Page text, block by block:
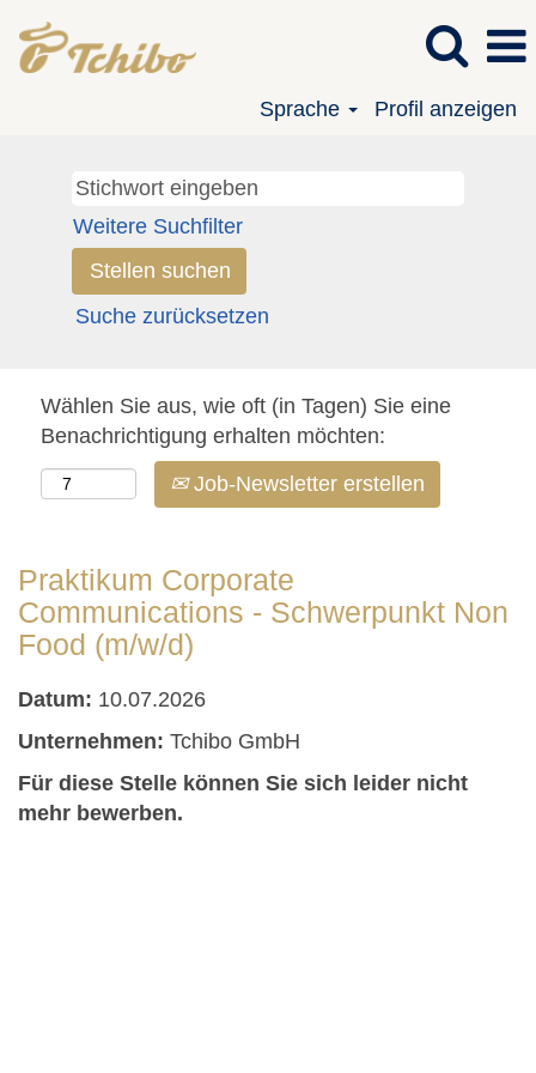
Sprache Profil anzeigen
Weitere Suchfilter
Suche zurücksetzen
Wählen Sie aus, wie oft (in Tagen) Sie eine
Benachrichtigung erhalten möchten:
Job-Newsletter erstellen
Praktikum Corporate
Communications - Schwerpunkt Non
Food (m/w/d)
Datum: 10.07.2026
Unternehmen: Tchibo GmbH
Für diese Stelle können Sie sich leider nicht
mehr bewerben.